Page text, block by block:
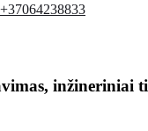
inžineriniai